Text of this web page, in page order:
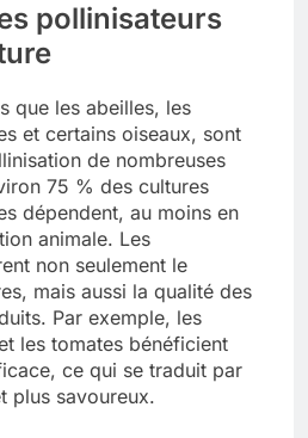
pollinisateurs
que les abeilles, les
et certains oiseaux, sont
de nombreuses
75 % des cultures
dépendent, au moins en
animale. Les
non seulement le
mais aussi la qualité des
Par exemple, les
les tomates bénéficient
ce qui se traduit par
plus savoureux.